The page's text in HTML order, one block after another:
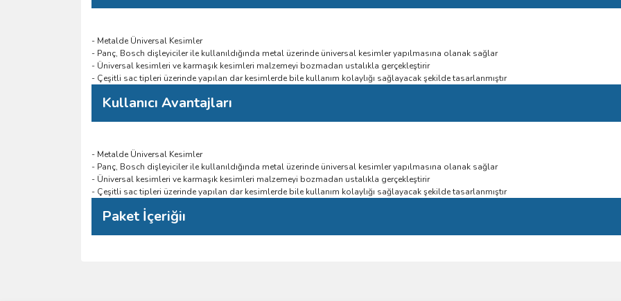
- Metalde Üniversal Kesimler
- Panç, Bosch dişleyiciler ile kullanıldığında metal üzerinde üniversal kesimler yapılmasına olanak sağlar
- Üniversal kesimleri ve karmaşık kesimleri malzemeyi bozmadan ustalıkla gerçekleştirir
- Çeşitli sac tipleri üzerinde yapılan dar kesimlerde bile kullanım kolaylığı sağlayacak şekilde tasarlanmıştır
Kullanıcı Avantajları
- Metalde Üniversal Kesimler
- Panç, Bosch dişleyiciler ile kullanıldığında metal üzerinde üniversal kesimler yapılmasına olanak sağlar
- Üniversal kesimleri ve karmaşık kesimleri malzemeyi bozmadan ustalıkla gerçekleştirir
- Çeşitli sac tipleri üzerinde yapılan dar kesimlerde bile kullanım kolaylığı sağlayacak şekilde tasarlanmıştır
Paket İçeriğiı